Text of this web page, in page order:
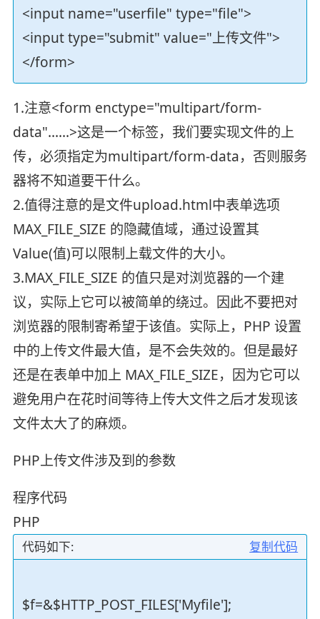
<input name="userfile" type="file">
<input type="submit" value="上传文件">
</form>
1.注意<form enctype="multipart/form-
data"......>这是一个标签，我们要实现文件的上
传，必须指定为multipart/form-data，否则服务
器将不知道要干什么。
2.值得注意的是文件upload.html中表单选项
MAX_FILE_SIZE 的隐藏值域，通过设置其
Value(值)可以限制上载文件的大小。
3.MAX_FILE_SIZE 的值只是对浏览器的一个建
议，实际上它可以被简单的绕过。因此不要把对
浏览器的限制寄希望于该值。实际上，PHP 设置
中的上传文件最大值，是不会失效的。但是最好
还是在表单中加上 MAX_FILE_SIZE，因为它可以
避免用户在花时间等待上传大文件之后才发现该
文件太大了的麻烦。
PHP上传文件涉及到的参数
程序代码
PHP
复制代码
代码如下:
$f=&$HTTP_POST_FILES['Myfile'];